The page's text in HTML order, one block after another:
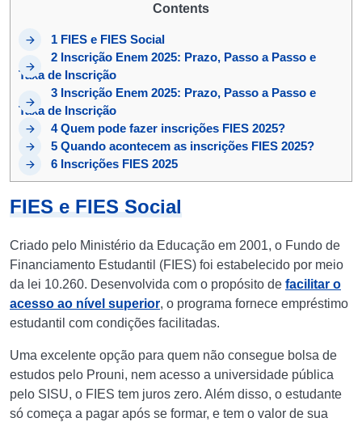
Contents
1 FIES e FIES Social
2 Inscrição Enem 2025: Prazo, Passo a Passo e
Taxa de Inscrição
3 Inscrição Enem 2025: Prazo, Passo a Passo e
Taxa de Inscrição
4Quem pode fazer inscrições FIES 2025?
5 Quando acontecem as inscrições FIES 2025?
6 Inscrições FIES 2025
FIES e FIES Social
Criado pelo Ministério da Educação em 2001, o Fundo de
Financiamento Estudantil (FIES) foi estabelecido por meio
da lei 10.260. Desenvolvida com o propósito de facilitar o
acesso ao nível superior, o programa fornece empréstimo
estudantil com condições facilitadas.
Uma excelente opção para quem não consegue bolsa de
estudos pelo Prouni, nem acesso a universidade pública
pelo SISU, o FIES tem juros zero. Além disso, o estudante
só começa a pagar após se formar, e tem o valor de sua